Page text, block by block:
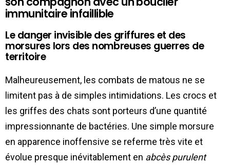
immunitaire infaillible
Le danger invisible des griffures et des
morsures lors des nombreuses guerres de
territoire
Malheureusement, les combats de matous ne se
limitent pas à de simples intimidations. Les crocs et
les griffes des chats sont porteurs d’une quantité
impressionnante de bactéries. Une simple morsure
en apparence inoffensive se referme très vite et
évolue presque inévitablement en abcès purulent